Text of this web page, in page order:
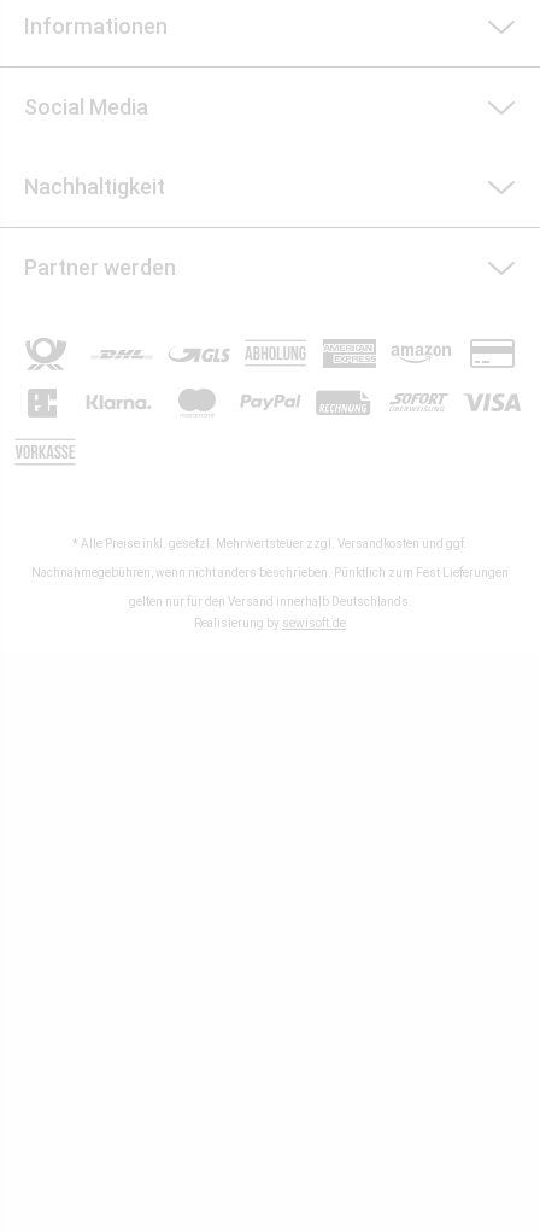
Informationen
Social Media
Nachhaltigkeit
Partner werden
* Alle Preise inkl. gesetzl. Mehrwertsteuer zzgl. Versandkosten und ggf.
Nachnahmegebühren, wenn nicht anders beschrieben. Pünktlich zum Fest Lieferungen
gelten nur für den Versand innerhalb Deutschlands.
Realisierung by sewisoft.de